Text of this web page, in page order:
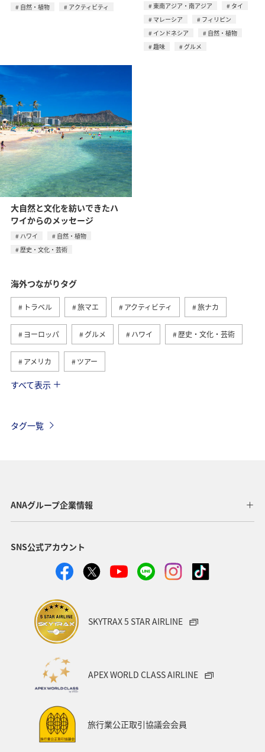
自然・植物
アクティビティ
東南アジア・南アジア
タイ
マレーシア
フィリピン
インドネシア
自然・植物
趣味
グルメ
大自然と文化を紡いできたハ
ワイからのメッセージ
ハワイ
自然・植物
歴史・文化・芸術
海外つながりタグ
トラベル 旅マエ アクティビティ 旅ナカ
ヨーロッパ グルメ ハワイ 歴史・文化・芸術
アメリカ ツアー
ANA釣り倶楽部
台湾 世界遺産 オセアニア 冬 イタリア
カナダ 香港
インドネシア ベルギー 川 自然・植物
スイス
フィリピン
マイルを使う
台北 シドニー
プレミアムメンバー
ANAのサービス
すべて表示
タグ一覧
ANAグループ企業情報
SNS公式アカウント
SKYTRAX 5 STAR AIRLINE
APEX WORLD CLASS AIRLINE
旅行業公正取引協議会会員